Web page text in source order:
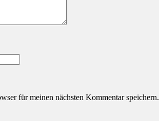
für meinen nächsten Kommentar speichern.